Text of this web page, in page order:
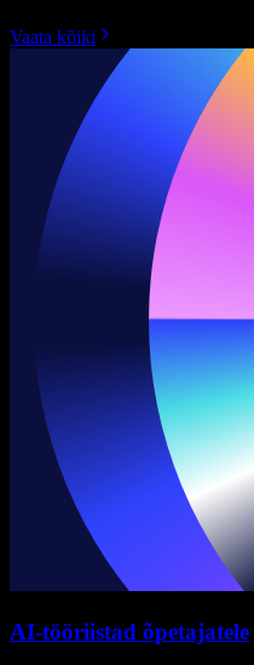
Vaata kõiki
AI-tööriistad õpetajatele